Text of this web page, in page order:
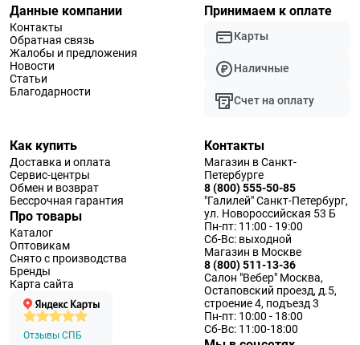
Данные компании
Контакты
Обратная связь
Жалобы и предложения
Новости
Статьи
Благодарности
Принимаем к оплате
Карты
Наличные
Счет на оплату
Как купить
Доставка и оплата
Сервис-центры
Обмен и возврат
Бессрочная гарантия
Про товары
Каталог
Оптовикам
Снято с производства
Бренды
Карта сайта
Отзывы СПБ
Контакты
Магазин в Санкт-
Петербурге
8 (800) 555-50-85
"Галилей" Санкт-Петербург,
ул. Новороссийская 53 Б
Пн-пт: 11:00 - 19:00
Сб-Вс: выходной
Магазин в Москве
8 (800) 511-13-36
Салон "Вебер" Москва,
Остаповский проезд, д.5,
строение 4, подъезд 3
Пн-пт: 10:00 - 18:00
Сб-Вс: 11:00-18:00